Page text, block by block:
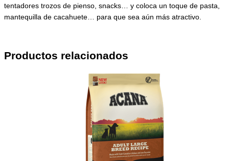
tentadores trozos de pienso, snacks… y coloca un toque de pasta,
mantequilla de cacahuete… para que sea aún más atractivo.
Productos relacionados